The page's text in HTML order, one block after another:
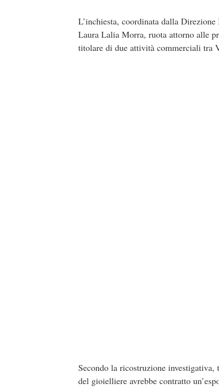
L’inchiesta, coordinata dalla
Laura Lalia Morra, ruota attorno alle
titolare di due attività commerciali tra
Secondo la ricostruzione
del gioielliere avrebbe contratto